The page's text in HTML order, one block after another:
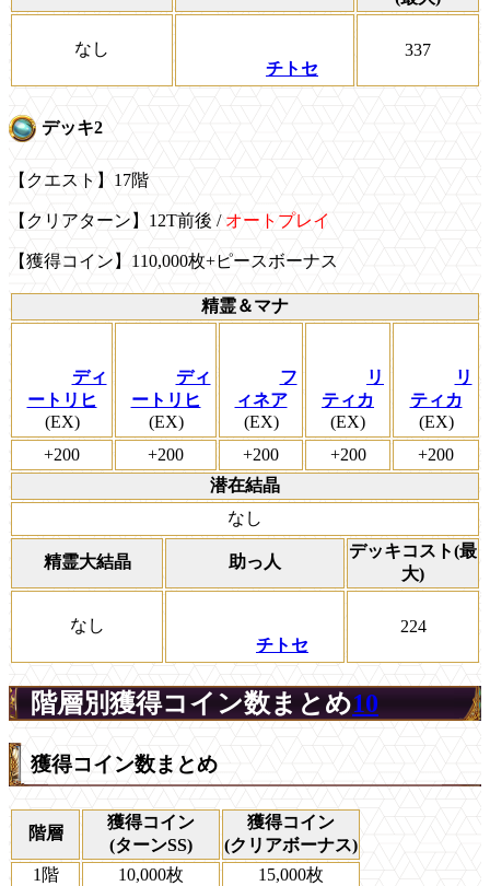
なし
チトセ
337
デッキ2
【クエスト】17階
【クリアターン】12T前後 / オートプレイ
【獲得コイン】110,000枚+ピースボーナス
精霊＆マナ
ディ
ートリヒ
(EX)
ディ
ートリヒ
(EX)
フ
ィネア
(EX)
リ
ティカ
(EX)
リ
ティカ
(EX)
+200
+200 +200 +200
+200
潜在結晶
なし
精霊大結晶 助っ人
デッキコスト(最
大)
なし
チトセ
224
階層別獲得コイン数まとめ10
獲得コイン数まとめ
階層
獲得コイン
(ターンSS)
獲得コイン
(クリアボーナス)
1階
10,000枚
15,000枚